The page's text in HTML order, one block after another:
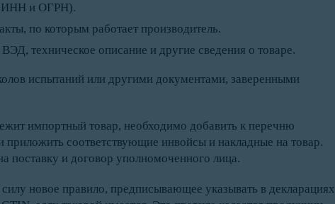
(ИНН и ОГРН).
по которым работает производитель.
техническое описание и другие сведения о товаре.
испытаний или другими документами, заверенными
импортный товар, необходимо добавить к перечню
приложить соответствующие инвойсы и накладные на товар.
поставку и договор уполномоченного лица.
новое правило, предписывающее указывать в декларациях